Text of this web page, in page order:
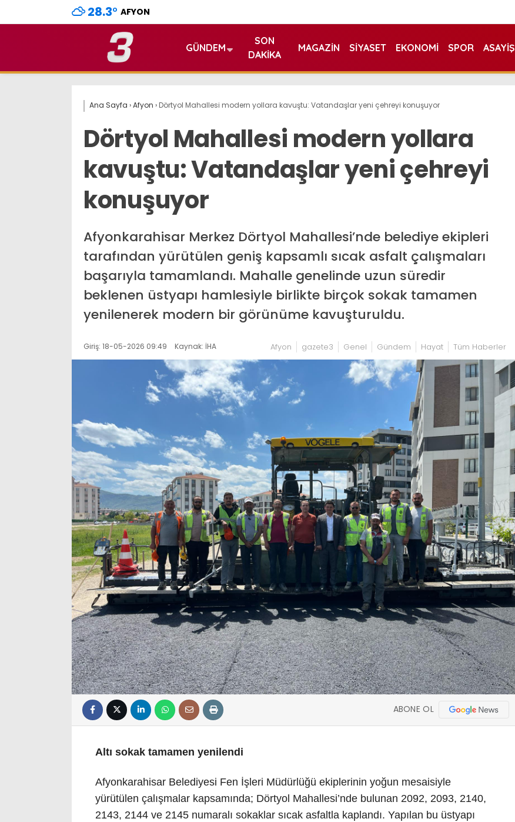
28.3° AFYON
GÜNDEM
SON
DAKIKA
MAGAZIN SIYASET EKONOMI SPOR ASAYIŞ
Ana Sayfa ›Afyon › Dörtyol Mahallesi modern yollara kavuştu: Vatandaşlar yeni çehreyi konuşuyor
Dörtyol Mahallesi modern yollara
kavuştu: Vatandaşlar yeni çehreyi
konuşuyor
Afyonkarahisar Merkez Dörtyol Mahallesi’nde belediye ekipleri
tarafından yürütülen geniş kapsamlı sıcak asfalt çalışmaları
başarıyla tamamlandı. Mahalle genelinde uzun süredir
beklenen üstyapı hamlesiyle birlikte birçok sokak tamamen
yenilenerek modern bir görünüme kavuşturuldu.
Giriş: 18-05-2026 09:49 Kaynak: İHA Afyon gazete3 Genel Gündem Hayat Tüm Haberler
ABONE OL
Altı sokak tamamen yenilendi
Afyonkarahisar Belediyesi Fen İşleri Müdürlüğü ekiplerinin yoğun mesaisiyle
yürütülen çalışmalar kapsamında; Dörtyol Mahallesi’nde bulunan 2092, 2093, 2140,
2143, 2144 ve 2145 numaralı sokaklar sıcak asfaltla kaplandı. Yapılan bu üstyapı